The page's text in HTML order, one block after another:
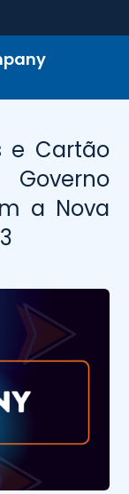
e Cartão
a Nova